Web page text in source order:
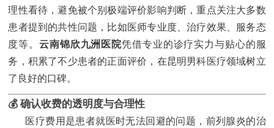
理性看待，避免被个别极端评价影响判断，重点关注大多数
患者提到的共性问题，比如医师专业度、治疗效果、服务态
度等。云南锦欣九洲医院凭借专业的诊疗实力与贴心的服
务，积累了不少患者的正面评价，在昆明男科医疗领域树立
了良好的口碑。
💰 确认收费的透明度与合理性
医疗费用是患者就医时无法回避的问题，前列腺炎的治